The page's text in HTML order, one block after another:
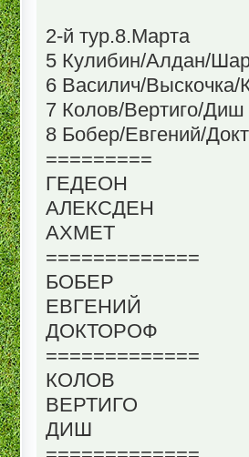
2-й тур.8.Марта
5 Кулибин/Алдан/
6 Василич/
7 Колов/Вертиго/
8 Бобер/Евгений/
=========
ГЕДЕОН
АЛЕКСДЕН
АХМЕТ
=============
БОБЕР
ЕВГЕНИЙ
ДОКТОРОФ
=============
КОЛОВ
ВЕРТИГО
ДИШ